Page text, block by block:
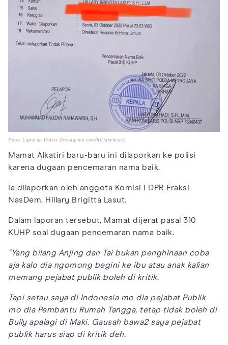
Foto: Laporan Polisi (Instagram.com/hillarylasut)
Mamat Alkatiri baru-baru ini dilaporkan ke polisi
karena dugaan pencemaran nama baik.
Ia dilaporkan oleh anggota Komisi I DPR Fraksi
NasDem, Hillary Brigitta Lasut.
Dalam laporan tersebut, Mamat dijerat pasal 310
KUHP soal dugaan pencemaran nama baik.
"Yang bilang Anjing dan Tai bukan penghinaan coba
aja kalo dia ngomong begini ke ibu atau anak kalian
memang pejabat publik boleh di kritik.
Tapi setau saya di Indonesia mo dia pejabat Publik
mo dia Pembantu Rumah Tangga, tetap tidak boleh di
Bully apalagi di Maki. Gausah bawa2 saya pejabat
publik harus siap di kritik deh.